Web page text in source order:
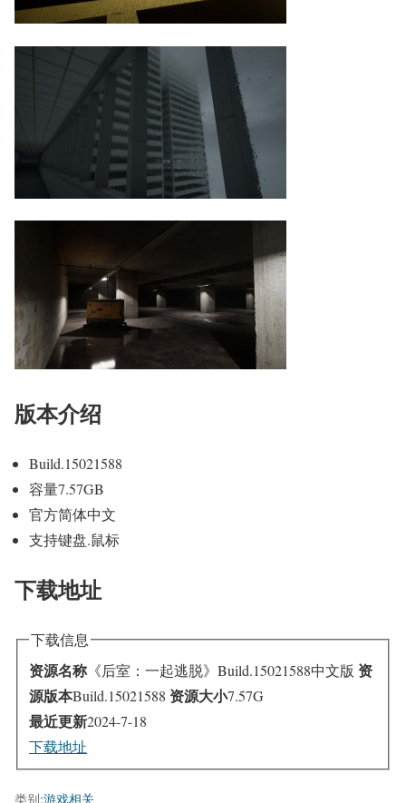
版本介绍
Build.15021588
容量7.57GB
官方简体中文
支持键盘.鼠标
下载地址
下载信息
资源名称 《后室：一起逃脱》Build.15021588中文版 资
源版本Build.15021588 资源大小7.57G
最近更新2024-7-18
下载地址
类别:游戏相关